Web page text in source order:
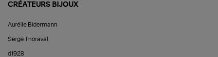
CRÉATEURS BIJOUX
Aurélie Bidermann
Serge Thoraval
d1928